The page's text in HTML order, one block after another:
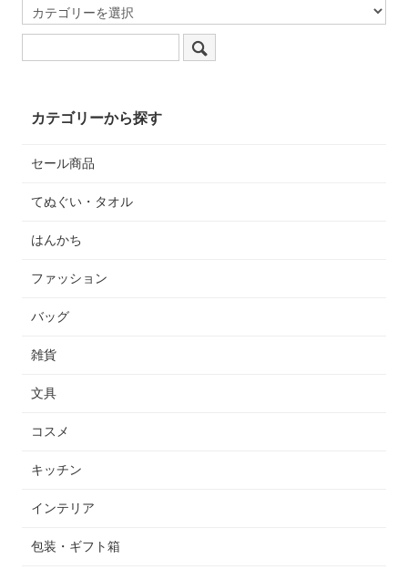
カテゴリーから探す
セール商品
てぬぐい・タオル
はんかち
ファッション
バッグ
雑貨
文具
コスメ
キッチン
インテリア
包装・ギフト箱